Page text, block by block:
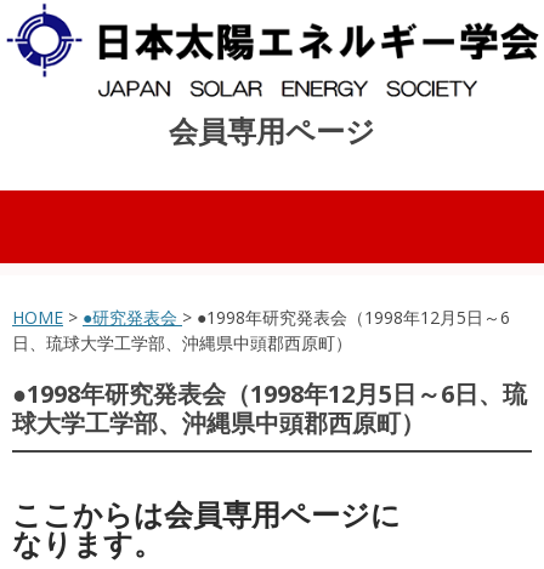
会員専用ページ
コンテンツへスキップ
HOME > ●研究発表会 > ●1998年研究発表会（1998年12月5日～6
日、琉球大学工学部、沖縄県中頭郡西原町）
●1998年研究発表会（1998年12月5日～6日、琉
球大学工学部、沖縄県中頭郡西原町）
ここからは会員専用ページに
なります。